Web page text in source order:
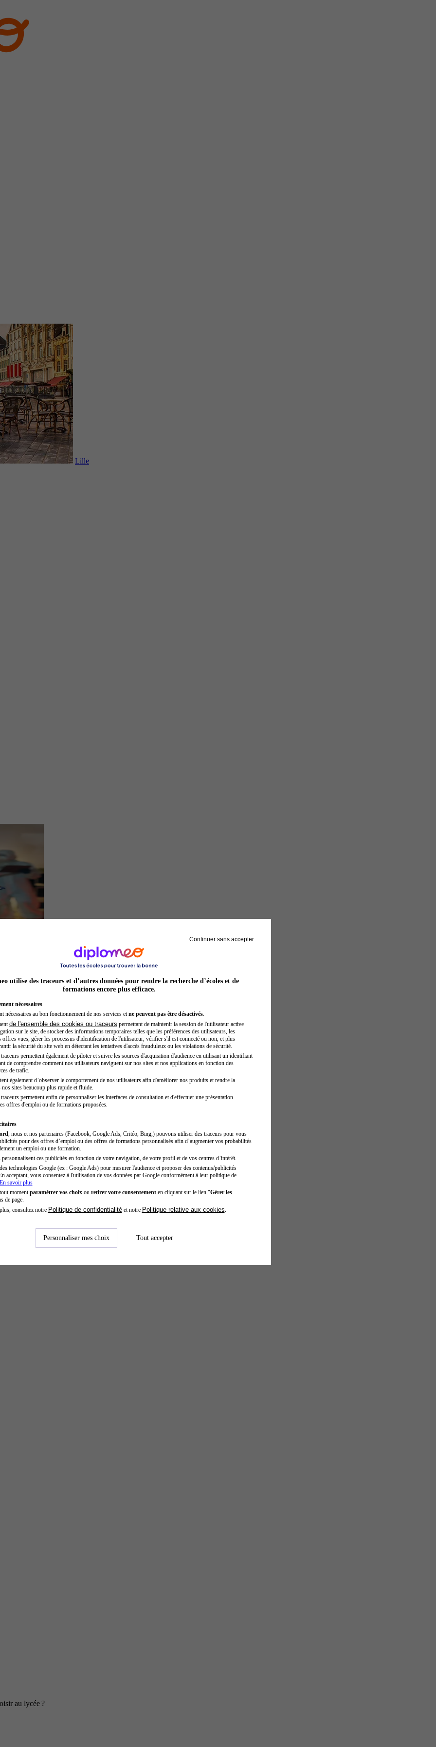
Lille
Inspecteur de police
au lycée ?
Continuer sans accepter
utilise des traceurs et d’autres données pour rendre la recherche d’écoles et de
formations encore plus efficace.
nécessaires
nécessaires au bon fonctionnement de nos services et ne peuvent pas être désactivés.
de l'ensemble des cookies ou traceurs permettant de maintenir la session de l'utilisateur active
sur le site, de stocker des informations temporaires telles que les préférences des utilisateurs, les
offres vues, gérer les processus d'identification de l'utilisateur, vérifier s'il est connecté ou non, et plus
la sécurité du site web en détectant les tentatives d'accès frauduleux ou les violations de sécurité.
permettent également de piloter et suivre les sources d'acquisition d'audience en utilisant un identifiant
de comprendre comment nos utilisateurs naviguent sur nos sites et nos applications en fonction des
de trafic.
également d’observer le comportement de nos utilisateurs afin d'améliorer nos produits et rendre la
sites beaucoup plus rapide et fluide.
permettent enfin de personnaliser les interfaces de consultation et d'effectuer une présentation
offres d'emploi ou de formations proposées.
, nous et nos partenaires (Facebook, Google Ads, Critéo, Bing,) pouvons utiliser des traceurs pour vous
pour des offres d’emploi ou des offres de formations personnalisés afin d’augmenter vos probabilités
un emploi ou une formation.
ces publicités en fonction de votre navigation, de votre profil et de vos centres d’intérêt.
technologies Google (ex : Google Ads) pour mesurer l'audience et proposer des contenus/publicités
acceptant, vous consentez à l'utilisation de vos données par Google conformément à leur politique de
savoir plus
moment paramétrer vos choixou retirer votre consentementen cliquant sur le lien "Gérer les
de page.
consultez notre Politique de confidentialitéet notre Politique relative aux cookies
Personnaliser mes choix Tout accepter